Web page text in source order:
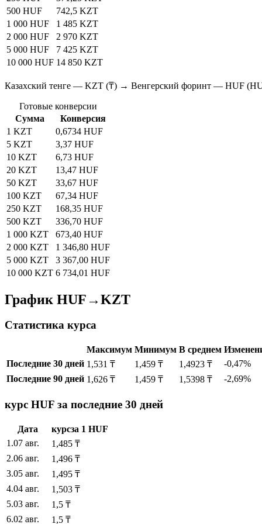
500 HUF
742,5 KZT
1 000 HUF
1 485 KZT
2 000 HUF
2 970 KZT
5 000 HUF
7 425 KZT
10 000 HUF 14 850 KZT
Казахский тенге — KZT (₸) → Венгерский форинт — HUF
Готовые конверсии
Сумма
Конверсия
1 KZT
0,6734 HUF
5 KZT
3,37 HUF
10 KZT
6,73 HUF
20 KZT
13,47 HUF
50 KZT
33,67 HUF
100 KZT
67,34 HUF
250 KZT
168,35 HUF
500 KZT
336,70 HUF
1 000 KZT
673,40 HUF
2 000 KZT
1 346,80 HUF
5 000 KZT
3 367,00 HUF
10 000 KZT 6 734,01 HUF
График HUF→KZT
Статистика курса
Максимум Минимум В среднем
Последние 30 дней 1,531 ₸ 1,459 ₸ 1,4923 ₸
-0,47%
Последние 90 дней 1,626 ₸ 1,459 ₸ 1,5398 ₸ -2,69%
курс HUF за последние 30 дней
Дата курсза 1 HUF
1 .07 авг. 1,485 ₸
2.06 авг. 1,496 ₸
3.05 авг. 1,495 ₸
4.04 авг. 1,503 ₸
5.03 авг. 1,5 ₸
6.02 авг. 1,5 ₸